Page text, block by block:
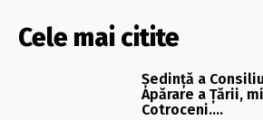
Cele mai citite
Şedinţă a
Apărare a Ţării,
Cotroceni….